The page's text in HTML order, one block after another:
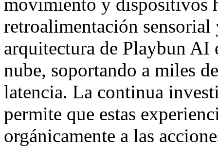
retroalimentación
arquitectura de Playbun AI
nube, soportando a miles
latencia. La continua
permite que estas
orgánicamente a las